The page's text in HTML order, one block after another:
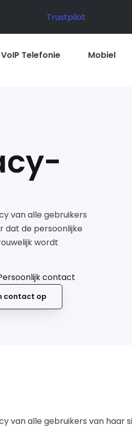
Trustpilot
VoIP Telefonie Mobiel
van alle gebruikers
dat de persoonlijke
wordt
contact
contact op
van alle gebruikers van haar